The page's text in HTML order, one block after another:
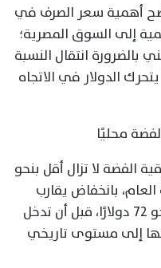
أهمية سعر الصرف في
إلى السوق المصرية؛
بالضرورة انتقال النسبة
الدولار في الاتجاه
محليًا
الفضة لا تزال أقل بنحو
بانخفاض يقارب
11%، بعدما بدأت عام 2026 عند نحو 72 دولارًا، قبل أن تدخل
إلى مستوى تاريخي